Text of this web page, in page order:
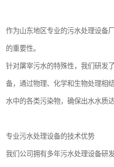
作为山东地区专业的污水处理设备
的重要性。
针对屠宰污水的特殊性，我们研发
备，通过物理、化学和生物处理相
水中的各类污染物，确保出水水质
专业污水处理设备的技术优势
我们公司拥有多年污水处理设备研